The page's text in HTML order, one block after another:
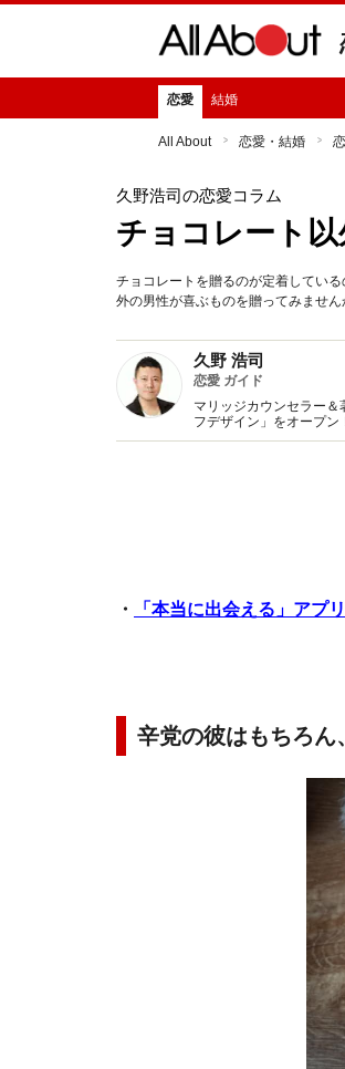
恋愛 結婚
All About 恋愛・結婚
久野浩司の恋愛コラム
チョコレート
チョコレートを贈るのが定着してい
外の男性が喜ぶものを贈ってみませ
久野 浩司
恋愛 ガイド
マリッジカウンセラー
フデザイン」をオープ
デザインをプロデュース
・ 「本当に出会える」アプ
辛党の彼はもちろん